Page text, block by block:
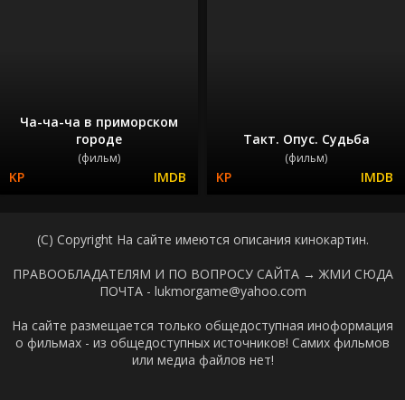
Ча-ча-ча в приморском
городе
(фильм)
Такт. Опус. Судьба
(фильм)
(C) Copyright На сайте имеются описания кинокартин.
ПРАВООБЛАДАТЕЛЯМ И ПО ВОПРОСУ САЙТА → ЖМИ СЮДА
ПОЧТА - lukmorgame@yahoo.com
На сайте размещается только общедоступная иноформация
о фильмах - из общедоступных источников! Самих фильмов
или медиа файлов нет!